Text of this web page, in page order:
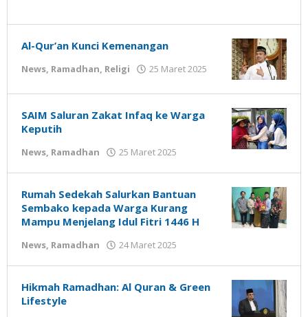
Al-Qur’an Kunci Kemenangan
News, Ramadhan, Religi 25 Maret 2025
oleh
Gatot
Susanto
SAIM Saluran Zakat Infaq ke Warga
Keputih
News, Ramadhan 25 Maret 2025
Susanto
Rumah Sedekah Salurkan Bantuan
Sembako kepada Warga Kurang
Mampu Menjelang Idul Fitri 1446 H
News, Ramadhan 24 Maret 2025
Susanto
Hikmah Ramadhan: Al Quran & Green
Lifestyle